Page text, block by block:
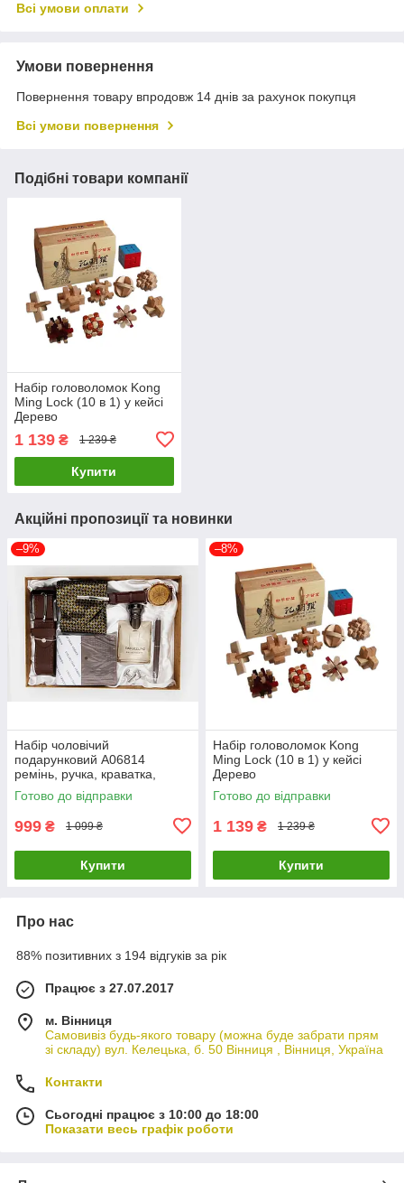
Всі умови оплати
Умови повернення
Повернення товару впродовж 14 днів за рахунок покупця
Всі умови повернення
Подібні товари компанії
Набір головоломок Kong
Ming Lock (10 в 1) у кейсі
Дерево
1 139 ₴ 1 239 ₴
Купити
Акційні пропозиції та новинки
–9%
Набір чоловічий
подарунковий A06814
ремінь, ручка, краватка,
годинник, парфуми, запонки
Коричневий
Готово до відправки
999 ₴ 1 099 ₴
Купити
–8%
Набір головоломок Kong
Ming Lock (10 в 1) у кейсі
Дерево
Готово до відправки
1 139 ₴ 1 239 ₴
Купити
Про нас
88% позитивних з 194 відгуків за рік
Працює з 27.07.2017
м. Вінниця
Самовивіз будь-якого товару (можна буде забрати прям
зі складу) вул. Келецька, б. 50 Вінниця , Вінниця, Україна
Контакти
Сьогодні працює з 10:00 до 18:00
Показати весь графік роботи